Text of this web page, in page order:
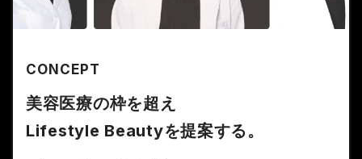
CONCEPT
美容医療の枠を超え
Lifestyle Beautyを提案する。